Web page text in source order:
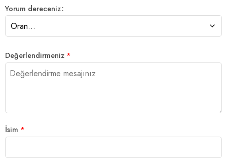
Yorum dereceniz
Değerlendirmeniz *
İsim *